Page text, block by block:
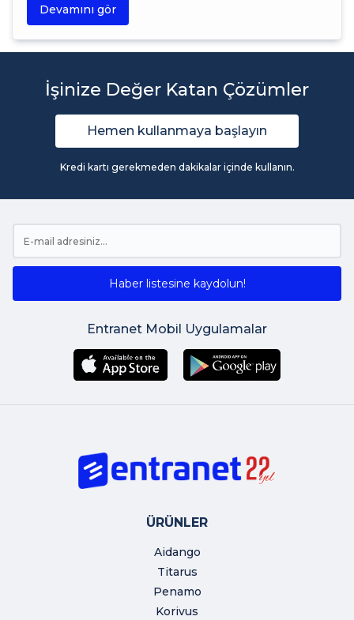
Devamını gör
İşinize Değer Katan Çözümler
Hemen kullanmaya başlayın
Kredi kartı gerekmeden dakikalar içinde kullanın.
Haber listesine kaydolun!
Entranet Mobil Uygulamalar
ÜRÜNLER
Aidango
Titarus
Penamo
Korivus